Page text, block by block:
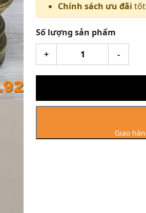
Chính sách ưu đãi
Số lượng sản phẩm
-
Đồng
Vàng
Cổ
+
Giao